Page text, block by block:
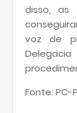
disso, as
voz de
Fonte: PC-